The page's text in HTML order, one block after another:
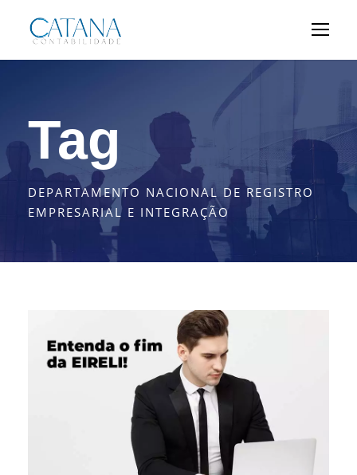
Tag
DEPARTAMENTO NACIONAL DE REGISTRO
EMPRESARIAL E INTEGRAÇÃO